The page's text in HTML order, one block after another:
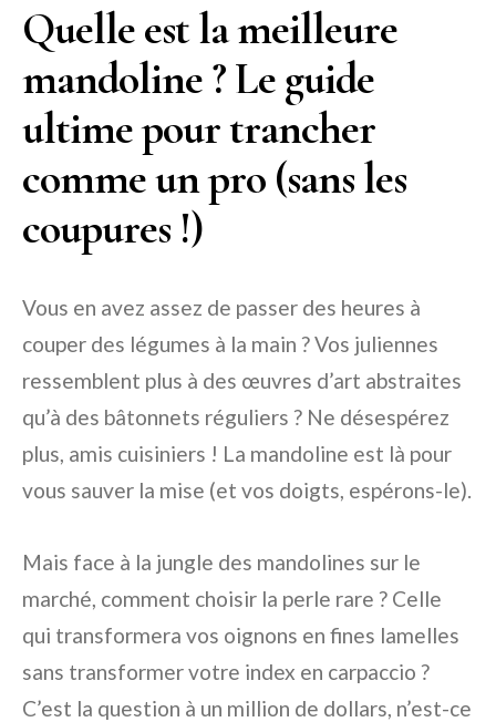
Quelle est la meilleure
mandoline ? Le guide
ultime pour trancher
comme un pro (sans les
coupures !)
Vous en avez assez de passer des heures à
couper des légumes à la main ? Vos juliennes
ressemblent plus à des œuvres d’art abstraites
qu’à des bâtonnets réguliers ? Ne désespérez
plus, amis cuisiniers ! La mandoline est là pour
vous sauver la mise (et vos doigts, espérons-le).
Mais face à la jungle des mandolines sur le
marché, comment choisir la perle rare ? Celle
qui transformera vos oignons en fines lamelles
sans transformer votre index en carpaccio ?
C’est la question à un million de dollars, n’est-ce